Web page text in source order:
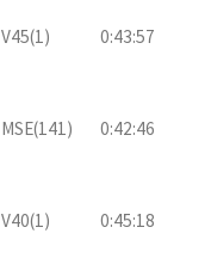
V45(1) 0:43:57
MSE(141) 0:42:46
V40(1) 0:45:18